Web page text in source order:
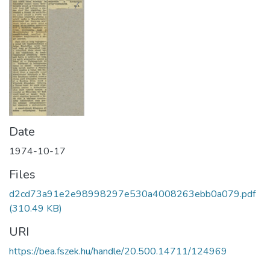
Date
1974-10-17
Files
d2cd73a91e2e98998297e530a4008263ebb0a079.pdf
(310.49 KB)
URI
https://bea.fszek.hu/handle/20.500.14711/124969